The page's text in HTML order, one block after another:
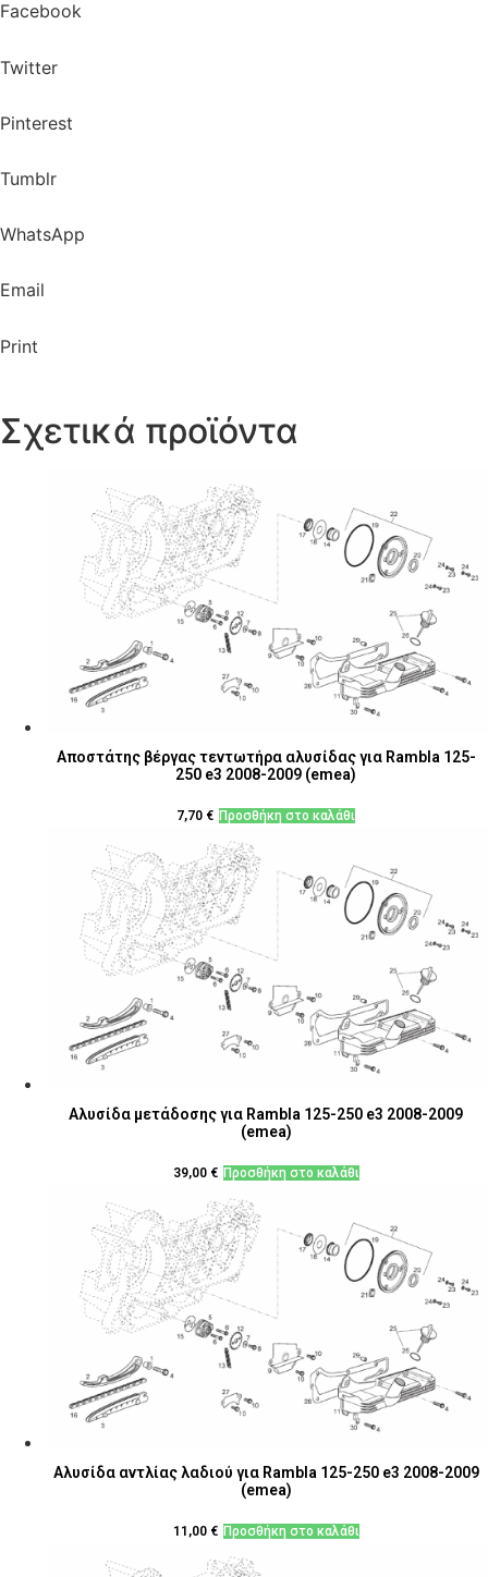
Facebook
Twitter
Pinterest
Tumblr
WhatsApp
Email
Print
Σχετικά προϊόντα
Αποστάτης βέργας τεντωτήρα αλυσίδας για Rambla 125-
250 e3 2008-2009 (emea)
7,70 € Προσθήκη στο καλάθι
Αλυσίδα μετάδοσης για Rambla 125-250 e3 2008-2009
(emea)
39,00 € Προσθήκη στο καλάθι
Αλυσίδα αντλίας λαδιού για Rambla 125-250 e3 2008-2009
(emea)
11,00 € Προσθήκη στο καλάθι